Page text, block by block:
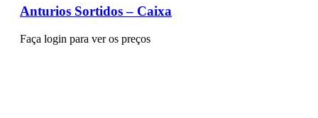
Anturios Sortidos – Caixa
Faça login para ver os preços